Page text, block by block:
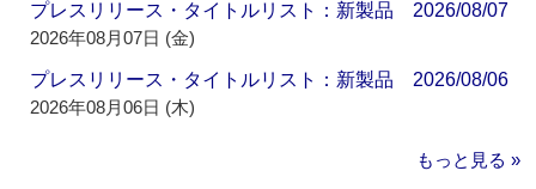
プレスリリース・タイトルリスト：新製品 2026/08/07
2026年08月07日 (金)
プレスリリース・タイトルリスト：新製品 2026/08/06
2026年08月06日 (木)
もっと見る »